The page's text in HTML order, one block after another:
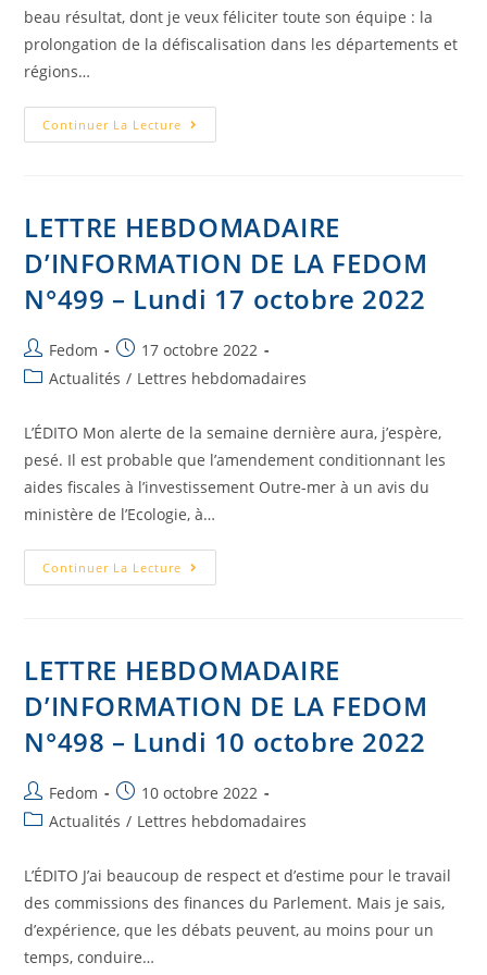
beau résultat, dont je veux féliciter toute son équipe : la
prolongation de la défiscalisation dans les départements et
régions…
Continuer La Lecture
LETTRE HEBDOMADAIRE
D’INFORMATION DE LA FEDOM
N°499 – Lundi 17 octobre 2022
Fedom
17 octobre 2022
Actualités / Lettres hebdomadaires
L’ÉDITO Mon alerte de la semaine dernière aura, j’espère,
pesé. Il est probable que l’amendement conditionnant les
aides fiscales à l’investissement Outre-mer à un avis du
ministère de l’Ecologie, à…
Continuer La Lecture
LETTRE HEBDOMADAIRE
D’INFORMATION DE LA FEDOM
N°498 – Lundi 10 octobre 2022
Fedom
10 octobre 2022
Actualités / Lettres hebdomadaires
L’ÉDITO J’ai beaucoup de respect et d’estime pour le travail
des commissions des finances du Parlement. Mais je sais,
d’expérience, que les débats peuvent, au moins pour un
temps, conduire…